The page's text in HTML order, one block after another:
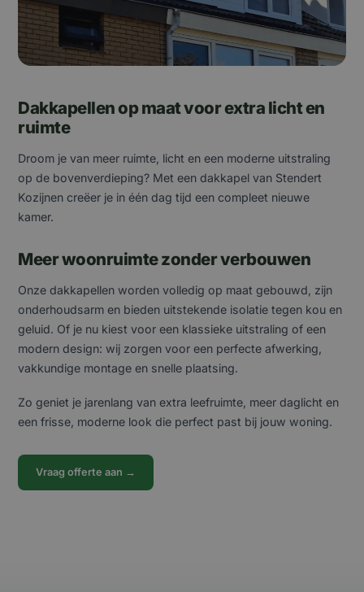
Dakkapellen op maat voor extra licht en
ruimte
Droom je van meer ruimte, licht en een moderne uitstraling
op de bovenverdieping? Met een dakkapel van Stendert
Kozijnen creëer je in één dag tijd een compleet nieuwe
kamer.
Meer woonruimte zonder verbouwen
Onze dakkapellen worden volledig op maat gebouwd, zijn
onderhoudsarm en bieden uitstekende isolatie tegen kou en
geluid. Of je nu kiest voor een klassieke uitstraling of een
modern design: wij zorgen voor een perfecte afwerking,
vakkundige montage en snelle plaatsing.
Zo geniet je jarenlang van extra leefruimte, meer daglicht en
een frisse, moderne look die perfect past bij jouw woning.
Vraag offerte aan →